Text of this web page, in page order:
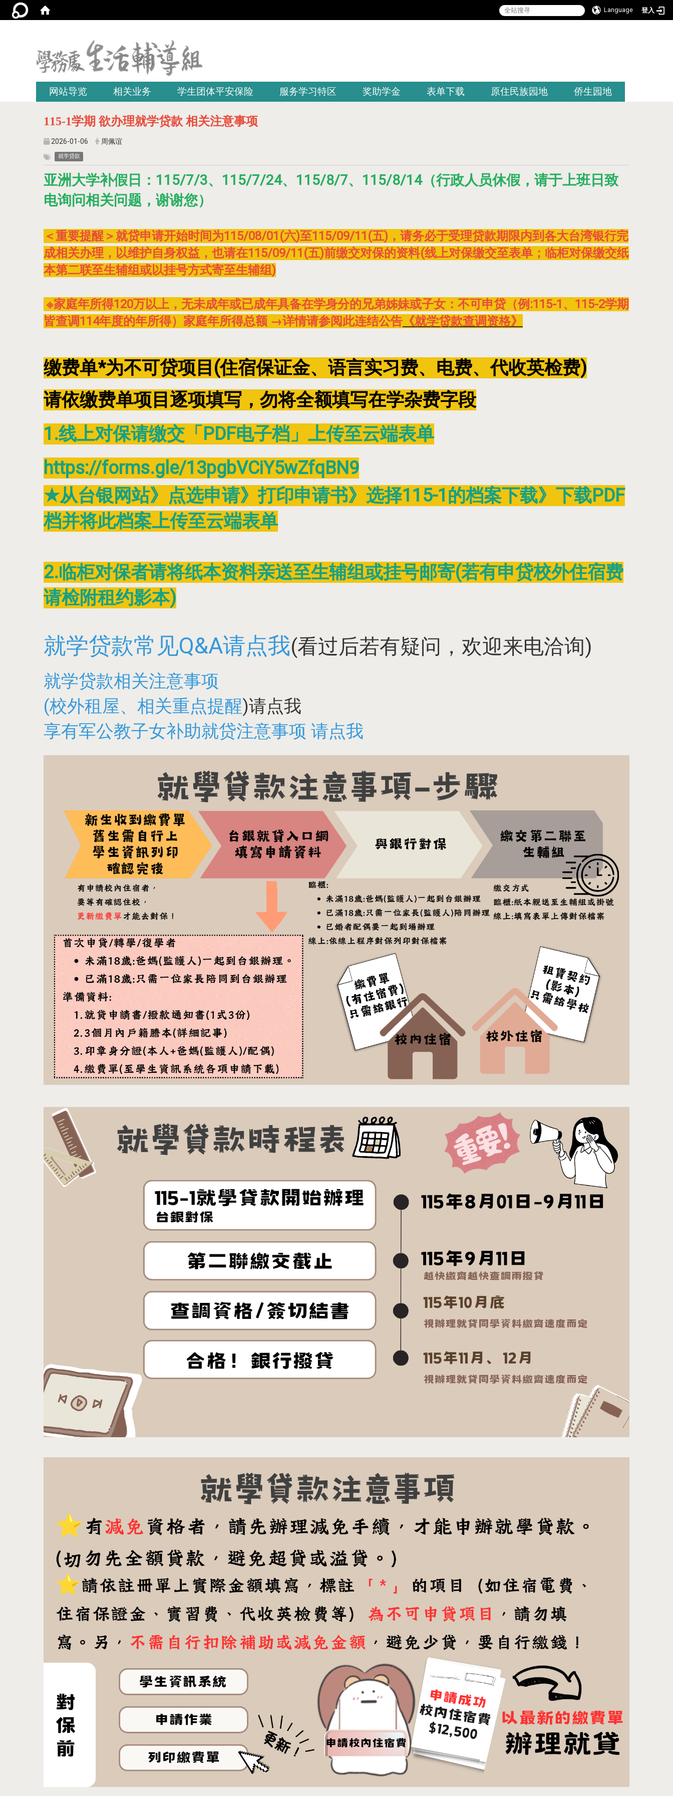
Language 登入
网站导览 相关业务 学生团体平安保险 服务学习特区 奖助学金 表单下载 原住民族园地 侨生园地
115-1学期 欲办理就学贷款 相关注意事项
2026-01-06 周佩谊
就学贷款
亚洲大学补假日：115/7/3、115/7/24、115/8/7、115/8/14（行政人员休假，请于上班日致
电询问相关问题，谢谢您）
＜重要提醒＞就贷申请开始时间为115/08/01(六)至115/09/11(五)，请务必于受理贷款期限内到各大台湾银行完
成相关办理，以维护自身权益，也请在115/09/11(五)前缴交对保的资料(线上对保缴交至表单；临柜对保缴交纸
本第二联至生辅组或以挂号方式寄至生辅组)
※家庭年所得120万以上，无未成年或已成年具备在学身分的兄弟姊妹或子女：不可申贷（例:115-1、115-2学期
皆查调114年度的年所得）家庭年所得总额 →详情请参阅此连结公告 《就学贷款查调资格》
缴费单*为不可贷项目(住宿保证金、语言实习费、电费、代收英检费)
请依缴费单项目逐项填写，勿将全额填写在学杂费字段
1.线上对保请缴交「PDF电子档」上传至云端表单
https://forms.gle/13pgbVCiY5wZfqBN9
★从台银网站》点选申请》打印申请书》选择115-1的档案下载》下载PDF
档并将此档案上传至云端表单
2.临柜对保者请将纸本资料亲送至生辅组或挂号邮寄(若有申贷校外住宿费
请检附租约影本)
就学贷款常见Q&A请点我(看过后若有疑问，欢迎来电洽询)
就学贷款相关注意事项
(校外租屋、相关重点提醒)请点我
享有军公教子女补助就贷注意事项 请点我